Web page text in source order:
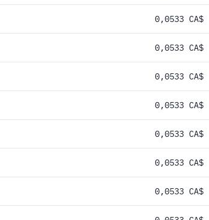
0,0533 CA$
0,0533 CA$
0,0533 CA$
0,0533 CA$
0,0533 CA$
0,0533 CA$
0,0533 CA$